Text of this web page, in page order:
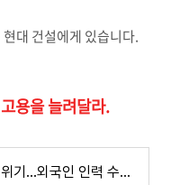
대 건설에게 있습니다.
용을 늘려달라.
9조 '샤힌 프로젝트' 위기…외국인 인력 수급 '비상' 걸렸다